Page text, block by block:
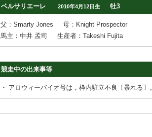
ベルサリエーレ
2010年4月12日生 牡3
父：Smarty Jones
母：Knight Prospector
馬主：中井 孟司
生産者：Takeshi Fujita
競走中の出来事等
・ アロウィーバイオ号は，枠内駐立不良〔暴れる〕